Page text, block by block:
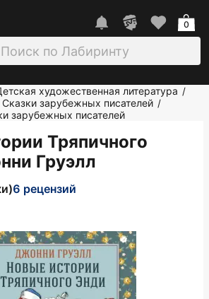
0
художественная литература /
Сказки зарубежных писателей /
зарубежных писателей
Тряпичного
Груэлл
6 рецензий